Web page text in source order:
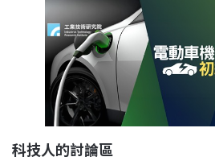
科技人的討論區